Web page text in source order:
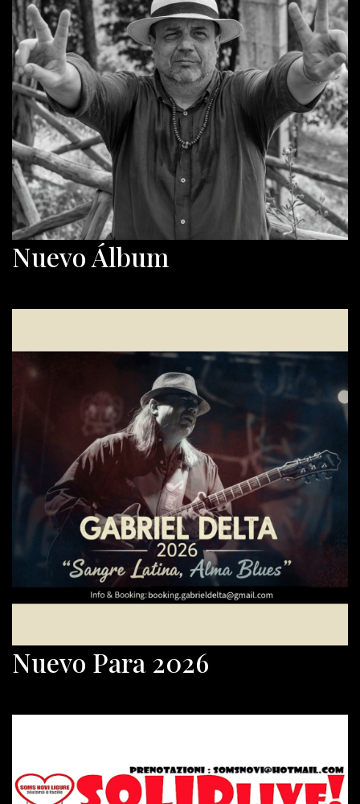
Nuevo Álbum
Nuevo Para 2026